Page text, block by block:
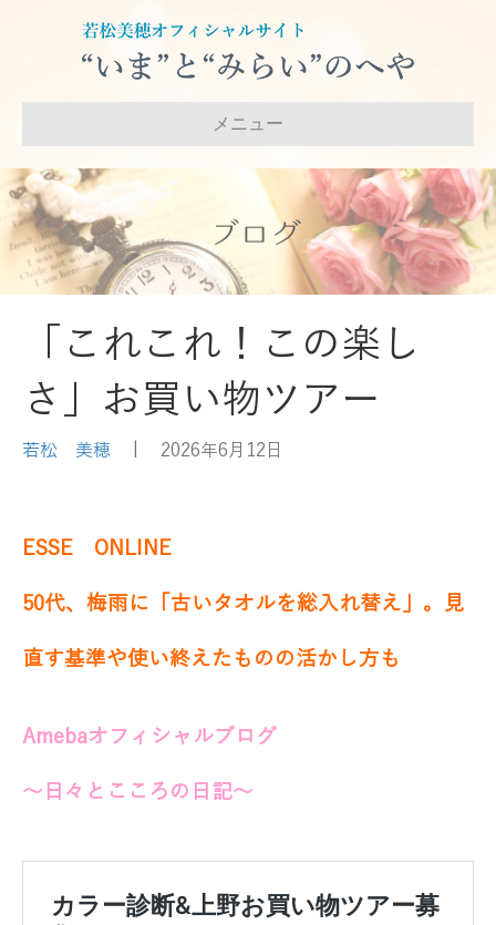
メニュー
ブログ
「これこれ！この楽し
さ」お買い物ツアー
若松 美穂 2026年6月12日
ESSE ONLINE
50代、梅雨に「古いタオルを総入れ替え」。見
直す基準や使い終えたものの活かし方も
Amebaオフィシャルブログ
～日々とこころの日記～